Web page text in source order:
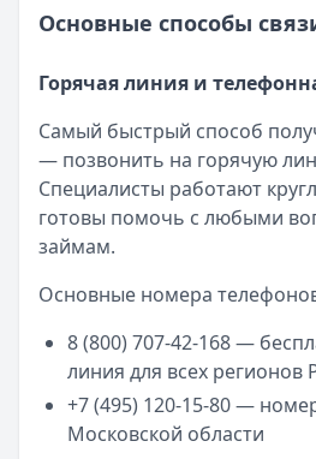
Основные способы
Горячая линия и
Самый быстрый способ
— позвонить на горячую
Специалисты работают
готовы помочь с любыми
займам.
Основные номера
8 (800) 707-42-168 —
линия для всех регионов
+7 (495) 120-15-80 —
Московской области